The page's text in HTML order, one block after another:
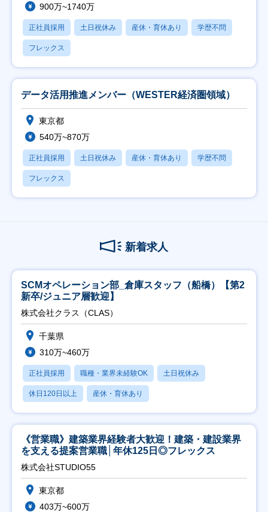
900万~1740万
正社員採用 土日祝休み 産休・育休あり 学歴不問
フレックス
データ活用推進メンバー（WESTER経済圏領域）
東京都
540万~870万
正社員採用 土日祝休み 産休・育休あり 学歴不問
フレックス
新着求人
SCMオペレーション部_倉庫スタッフ（船橋）【第2
新卒/ジュニア層歓迎】
株式会社クラス（CLAS）
千葉県
310万~460万
正社員採用 職種・業界未経験OK 土日祝休み
休日120日以上 産休・育休あり
《営業職》建築業界経験者大歓迎！建築・建設業界
を支える提案営業職│年休125日◎フレックス
株式会社STUDIO55
東京都
403万~600万